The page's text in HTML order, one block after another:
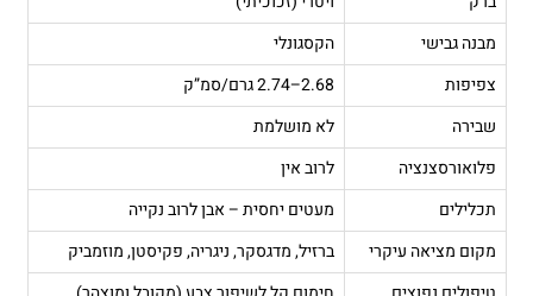
מבנה גבישי
הקסגונלי
צפיפות
2.68–2.74 גרם/סמ”ק
שבירה
לא מושלמת
פלואורסצנציה
לרוב אין
תכלילים
מעטים יחסית – אבן לרוב נקייה
מקום מציאה עיקרי
ברזיל, מדגסקר, ניגריה, פקיסטן, מוזמביק